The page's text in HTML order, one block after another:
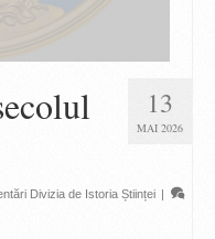
13
MAI 2026
Divizia de Istoria Științei |